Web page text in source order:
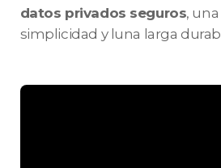
datos privados seguros,
simplicidad y luna larga